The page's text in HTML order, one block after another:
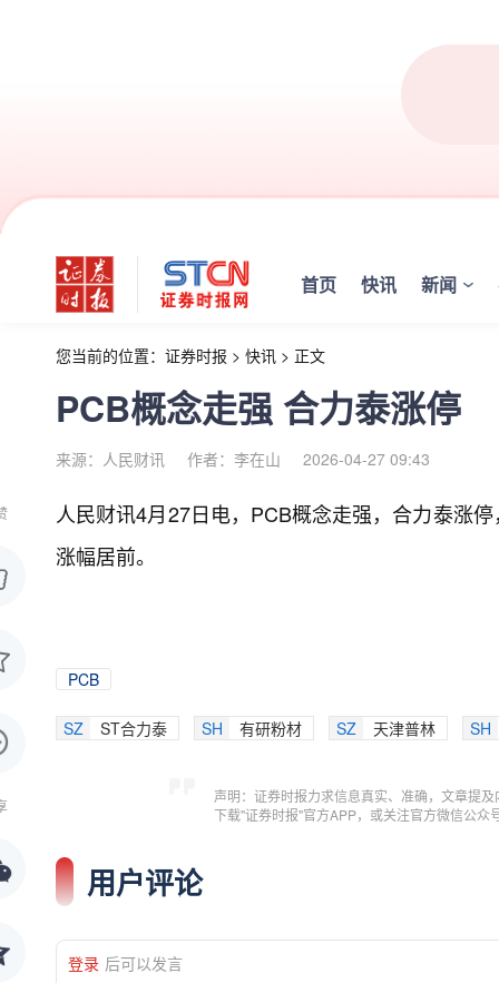
首页 快讯 新闻
您当前的位置： 证券时报 > 快讯 > 正文
PCB概念走强 合力泰涨停
来源：人民财讯 作者：李在山 2026-04-27 09:43
人民财讯4月27日电， PCB概念走强，合力泰涨
涨幅居前。
PCB
SZ ST合力泰 SH 有研粉材 SZ 天津普林 SH
声明：证券时报力求信息真实、准确，文章提
下载"证券时报"官方APP，或关注官方微信公
用户评论
登录 后可以发言